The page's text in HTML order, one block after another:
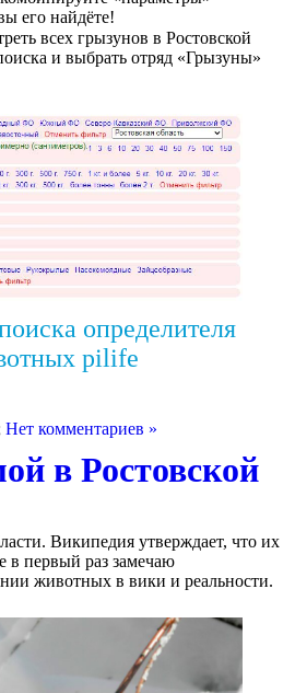
его найдёте!
всех грызунов в Ростовской
и выбрать отряд «Грызуны»
определителя
pilife
Нет комментариев »
в Ростовской
Википедия утверждает, что их
в первый раз замечаю
животных в вики и реальности.